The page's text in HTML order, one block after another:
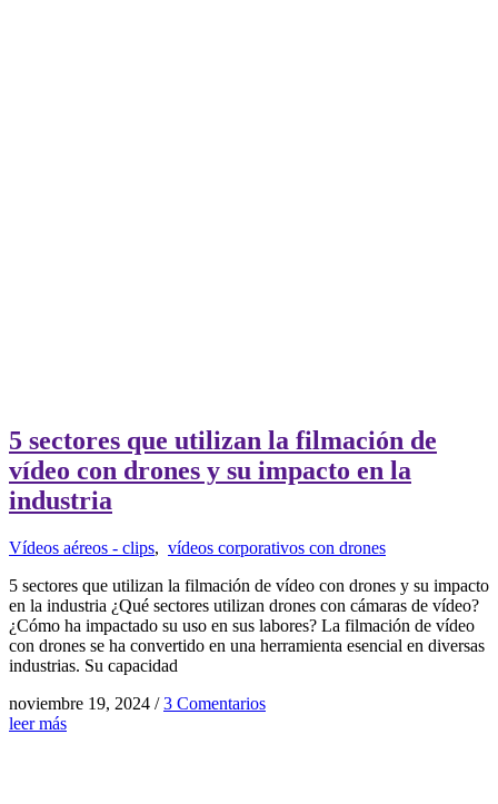
5 sectores que utilizan la filmación de
vídeo con drones y su impacto en la
industria
Vídeos aéreos - clips, vídeos corporativos con drones
5 sectores que utilizan la filmación de vídeo con drones y su impacto
en la industria ¿Qué sectores utilizan drones con cámaras de vídeo?
¿Cómo ha impactado su uso en sus labores? La filmación de vídeo
con drones se ha convertido en una herramienta esencial en diversas
industrias. Su capacidad
noviembre 19, 2024 / 3 Comentarios
leer más